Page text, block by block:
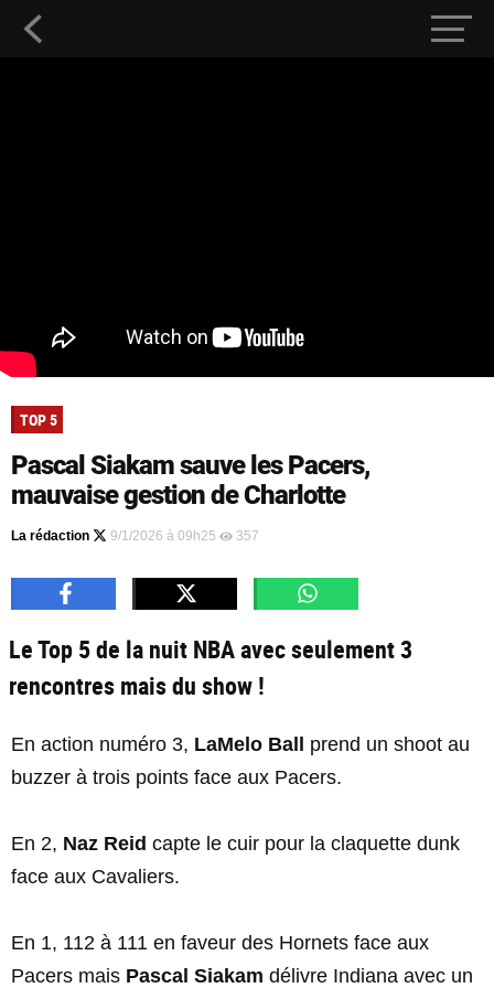
TOP 5
Pascal Siakam sauve les Pacers,
mauvaise gestion de Charlotte
La rédaction 9/1/2026 à 09h25 357
Le Top 5 de la nuit NBA avec seulement 3
rencontres mais du show !
En action numéro 3, LaMelo Ball
prend un shoot au
buzzer à trois points face aux Pacers.
En 2, Naz Reid capte le cuir pour la claquette dunk
face aux Cavaliers.
En 1, 112 à 111 en faveur des Hornets face aux
Pacers mais Pascal Siakam délivre Indiana avec un